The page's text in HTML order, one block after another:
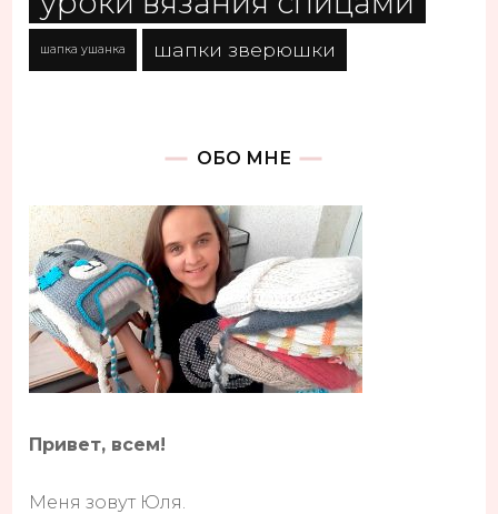
шапка ушанка шапки зверюшки
ОБО МНЕ
Привет, всем!
Меня зовут Юля.